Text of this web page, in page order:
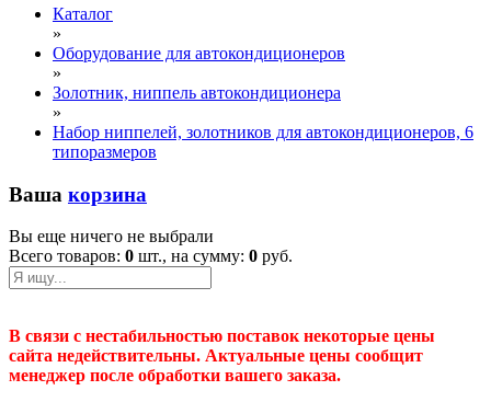
Каталог
»
Оборудование для автокондиционеров
»
Золотник, ниппель автокондиционера
»
Набор ниппелей, золотников для автокондиционеров, 6
типоразмеров
Ваша корзина
Вы еще ничего не выбрали
Всего товаров: 0 шт., на сумму: 0 руб.
В связи с нестабильностью поставок некоторые цены
сайта недействительны. Актуальные цены сообщит
менеджер после обработки вашего заказа.